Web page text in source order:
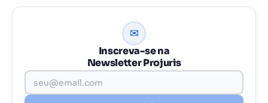
✉
Inscreva-se na
Newsletter Projuris